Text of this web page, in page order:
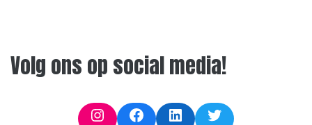
Volg ons op social media!
InstagramFacebookLinkedInTwitter